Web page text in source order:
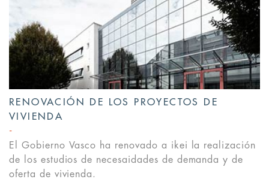
RENOVACIÓN DE LOS PROYECTOS DE
VIVIENDA
El Gobierno Vasco ha renovado a ikei la realización
de los estudios de necesaidades de demanda y de
oferta de vivienda.